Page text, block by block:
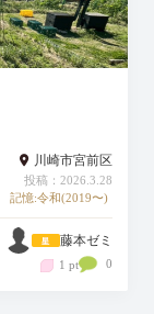
川崎市宮前区
投稿：2026.3.28
記憶:令和(2019〜)
藤本ゼミ
1 pt 0